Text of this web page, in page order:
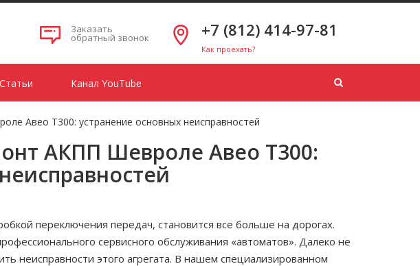
Заказать
обратный звонок +7 (812) 414-97-81
Как проехать?
Статьи Канал YouTube
Авео Т300: устранение основных неисправностей
АКПП Шевроле Авео Т300:
переключения передач, становится все больше на дорогах.
сервисного обслуживания «автоматов». Далеко не
неисправности этого агрегата. В нашем специализированном